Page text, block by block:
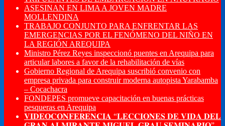
ASESINAN EN LIMA A JOVEN MADRE
MOLLENDINA
TRABAJO CONJUNTO PARA ENFRENTAR LAS
EMERGENCIAS POR EL FENÓMENO DEL NIÑO EN
LA REGIÓN AREQUIPA
Ministro Pérez Reyes inspeccionó puentes en Arequipa para
articular labores a favor de la rehabilitación de vías
Gobierno Regional de Arequipa suscribió convenio con
empresa privada para construir moderna autopista Yarabamba
– Cocachacra
FONDEPES promueve capacitación en buenas prácticas
pesqueras en Arequipa
𝐕𝐈𝐃𝐄𝐎𝐂𝐎𝐍𝐅𝐄𝐑𝐄𝐍𝐂𝐈𝐀 “𝐋𝐄𝐂𝐂𝐈𝐎𝐍𝐄𝐒 𝐃𝐄 𝐕𝐈𝐃𝐀 𝐃𝐄𝐋